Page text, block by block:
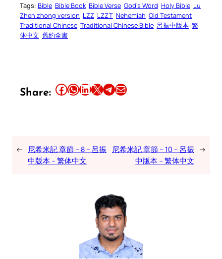
Tags: Bible Bible Book Bible Verse God’s Word Holy Bible Lu
Zhen zhong version LZZ LZZT Nehemiah Old Testament
Traditional Chinese Traditional Chinese Bible 呂振中版本 繁
体中文 舊約全書
Share: Share this article on Facebook Share this article on WhatsApp Share this article on LinkedIn Share this article on X Share this article on TelegramEmail this Article
← 尼希米記 章節 – 8 – 呂振
中版本 – 繁体中文
尼希米記 章節 – 10 – 呂振
中版本 – 繁体中文
→